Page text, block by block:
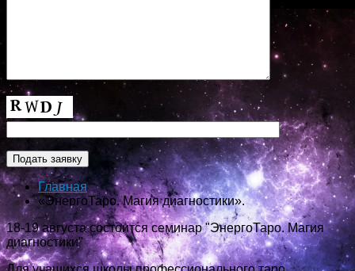
Главная
«ЭнергоТаро. Магия диагностики».
18-19 августа состоится семинар "ЭнергоТаро. Магия
диагностики"